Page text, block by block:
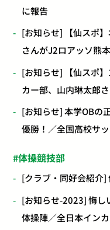
に報告
[お知らせ] 【仙スポ
さんがJ2ロアッソ熊
[お知らせ] 【仙スポ
カー部、山内琳太郎
[お知らせ] 本学OBの
優勝！／全国高校サ
体操競技部
[クラブ・同好会紹介]
[お知らせ-2023] 悔
体操陣／全日本イン